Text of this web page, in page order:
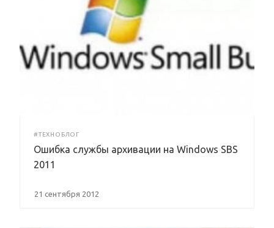
#ТЕХНОБЛОГ
Ошибка службы архивации на Windows SBS
2011
21 сентября 2012